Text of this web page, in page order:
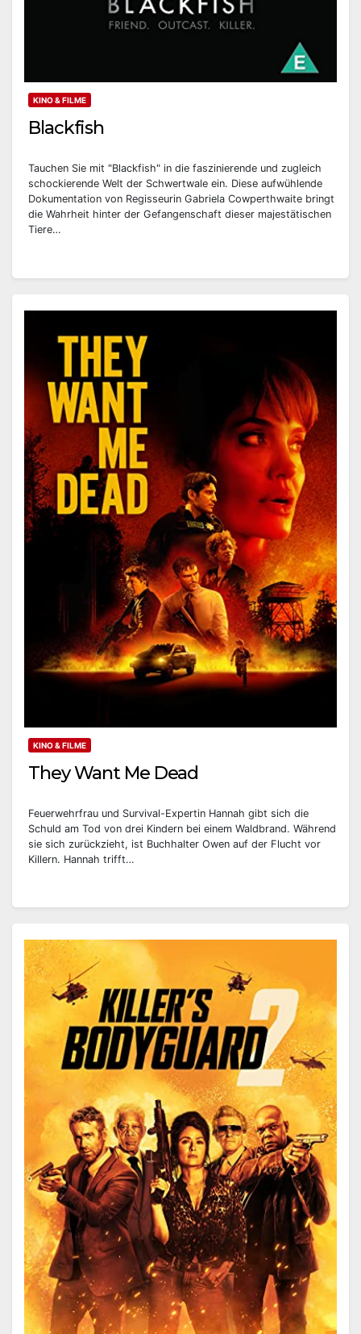
KINO & FILME
Blackfish
Tauchen Sie mit "Blackfish" in die faszinierende und zugleich
schockierende Welt der Schwertwale ein. Diese aufwühlende
Dokumentation von Regisseurin Gabriela Cowperthwaite bringt
die Wahrheit hinter der Gefangenschaft dieser majestätischen
Tiere…
KINO & FILME
They Want Me Dead
Feuerwehrfrau und Survival-Expertin Hannah gibt sich die
Schuld am Tod von drei Kindern bei einem Waldbrand. Während
sie sich zurückzieht, ist Buchhalter Owen auf der Flucht vor
Killern. Hannah trifft…